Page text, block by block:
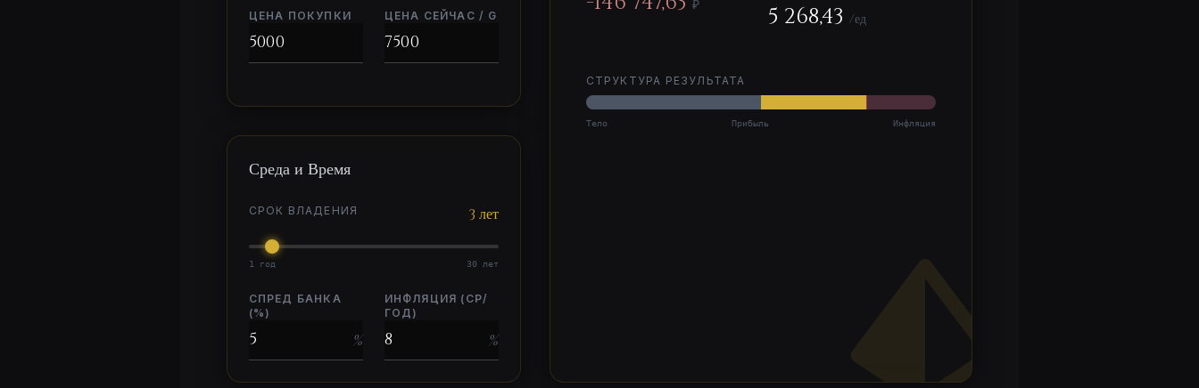
ЦЕНА ПОКУПКИ ЦЕНА СЕЙЧАС / G
Среда и Время
СРОК ВЛАДЕНИЯ 3 лет
1 год 30 лет
СПРЕД БАНКА
(%)
%
ИНФЛЯЦИЯ (СР/
ГОД)
%
₽ 5 268,43 /ед
СТРУКТУРА РЕЗУЛЬТАТА
Тело Прибыль Инфляция